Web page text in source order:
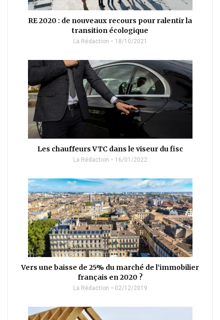
RE 2020 : de nouveaux recours pour ralentir la
transition écologique
La Rédaction 18/10/2021
Les chauffeurs VTC dans le viseur du fisc
La Rédaction 16/01/2022
Vers une baisse de 25% du marché de l’immobilier
français en 2020 ?
La Rédaction 02/12/2019